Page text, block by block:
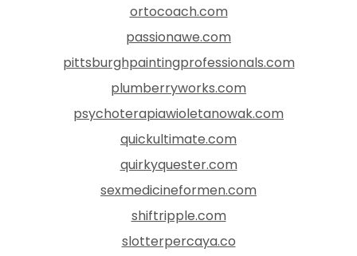
ortocoach.com
passionawe.com
pittsburghpaintingprofessionals.com
plumberryworks.com
psychoterapiawioletanowak.com
quickultimate.com
quirkyquester.com
sexmedicineformen.com
shiftripple.com
slotterpercaya.co